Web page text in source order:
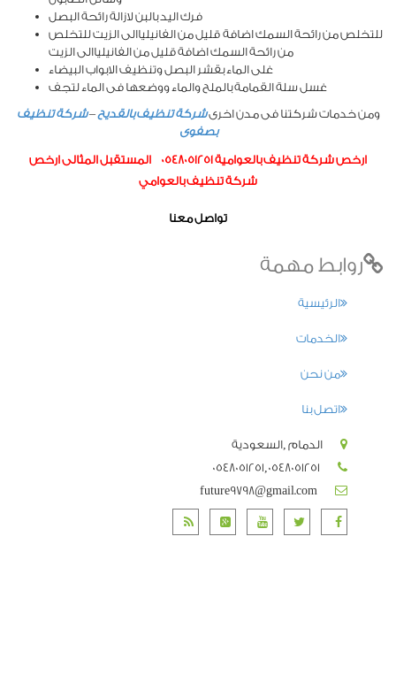
فرك اليد بالبن لازالة رائحة البصل
للتخلص من رائحة السمك اضافة قليل من الفانيلياالى الزيت للتخلص
من رائحة السمك اضافة قليل من الفانيلياالى الزيت
غلى الماء بقشر البصل وتنظيف الابواب البيضاء
غسل سلة القمامة بالملح والماء ووضعها فى الماء لتجف
ومن خدمات شركتنا فى مدن اخرىشركة تنظيف بالقديح–شركة تنظيف
بصفوى
ارخص شركة تنظيف بالعوامية 0548051251 المستقبل المثالى ارخص
شركة تنظيف بالعوامي
تواصل معنا
روابط مهمة
الرئيسية
الخدمات
من نحن
اتصل بنا
الدمام ,السعودية
0548051251,0548051251
future9798@gmail.com